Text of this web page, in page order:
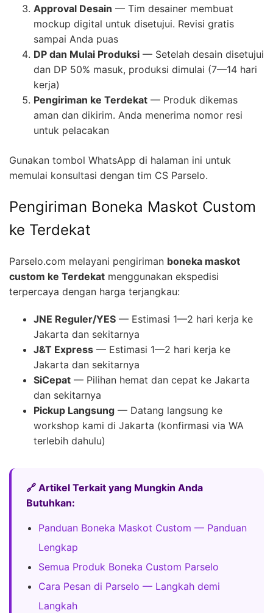
Approval Desain — Tim desainer membuat
mockup digital untuk disetujui. Revisi gratis
sampai Anda puas
DP dan Mulai Produksi — Setelah desain disetujui
dan DP 50% masuk, produksi dimulai (7—14 hari
kerja)
Pengiriman ke Terdekat — Produk dikemas
aman dan dikirim. Anda menerima nomor resi
untuk pelacakan
Gunakan tombol WhatsApp di halaman ini untuk
memulai konsultasi dengan tim CS Parselo.
Pengiriman Boneka Maskot Custom
ke Terdekat
Parselo.com melayani pengiriman boneka maskot
custom ke Terdekat menggunakan ekspedisi
terpercaya dengan harga terjangkau:
JNE Reguler/YES — Estimasi 1—2 hari kerja ke
Jakarta dan sekitarnya
J&T Express — Estimasi 1—2 hari kerja ke
Jakarta dan sekitarnya
SiCepat — Pilihan hemat dan cepat ke Jakarta
dan sekitarnya
Pickup Langsung — Datang langsung ke
workshop kami di Jakarta (konfirmasi via WA
terlebih dahulu)
🔗 Artikel Terkait yang Mungkin Anda
Butuhkan:
Panduan Boneka Maskot Custom — Panduan
Lengkap
Semua Produk Boneka Custom Parselo
Cara Pesan di Parselo — Langkah demi
Langkah